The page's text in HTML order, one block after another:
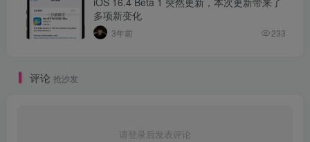
多项新变化
3年前 233
评论 抢沙发
请登录后发表评论